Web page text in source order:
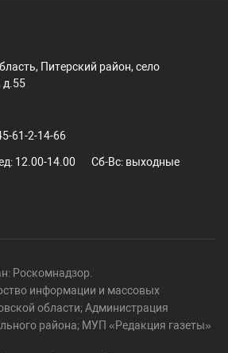
Питерский район, село
д.55
61-2-14-66
12.00-14.00 Сб-Вс: выходные
Роскомнадзор.
информации и массовых
области; Администрация
района; МУП «Редакция газеты»